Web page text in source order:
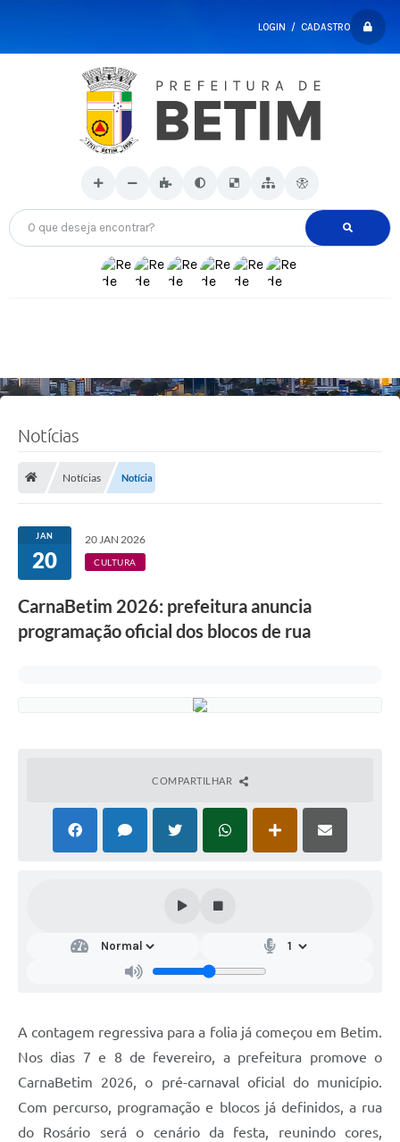
LOGIN / CADASTRO
O que deseja encontrar?
Notícias
Notícias Notícia
JAN
20
20 JAN 2026
CULTURA
CarnaBetim 2026: prefeitura anuncia
programação oficial dos blocos de rua
COMPARTILHAR
A contagem regressiva para a folia já começou em Betim.
Nos dias 7 e 8 de fevereiro, a prefeitura promove o
CarnaBetim 2026, o pré-carnaval oficial do município.
Com percurso, programação e blocos já definidos, a rua
do Rosário será o cenário da festa, reunindo cores,